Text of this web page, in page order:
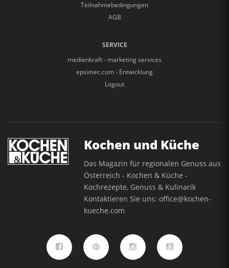
Teilnahmebedingungen
AGB
SERVICE
medienkraft - marketing services
epsimec.com - Entwicklung
Logout
Kochen und Küche
Das Magazin für regionalen Genuss aus
Österreich - Kochen & Küche -
Kochrezepte, Genuss & Kulinarik
Kontaktieren Sie uns:office@kochen-
kueche.com